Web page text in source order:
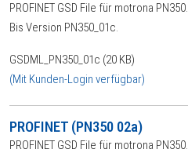
PROFINET GSD File für motrona PN350.
Bis Version PN350_01c.
GSDML_PN350_01c (20 KB)
(Mit Kunden-Login verfügbar)
PROFINET (PN350 02a)
PROFINET GSD File für motrona PN350.